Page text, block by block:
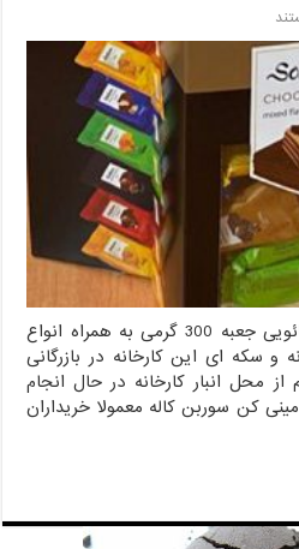
فروش شوکو ویفر سوربن کاکائویی جعبه 300 گرمی به همراه انواع
سکه ای این کارخانه در بازرگانی
محل انبار کارخانه در حال انجام
کن سوربن کاله معمولا خریداران